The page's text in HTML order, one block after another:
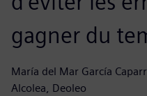
gagner du
María del Mar García
Alcolea, Deoleo